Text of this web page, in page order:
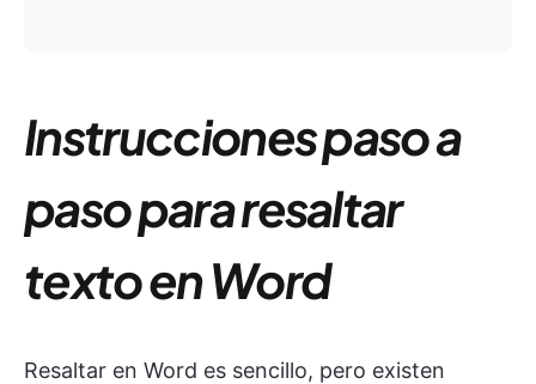
Instrucciones paso a
paso para resaltar
texto en Word
Resaltar en Word es sencillo, pero existen